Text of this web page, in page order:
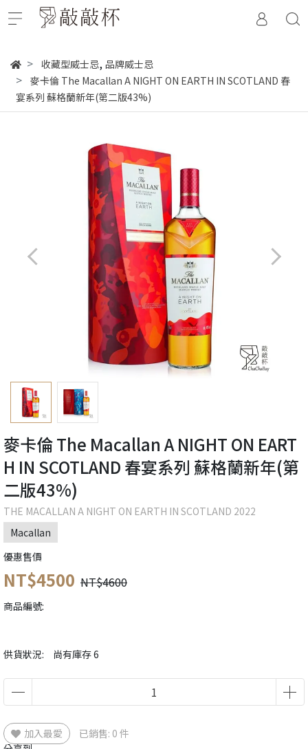
收藏型威士忌, 品牌威士忌
麥卡倫 The Macallan A NIGHT ON EARTH IN SCOTLAND 春
宴系列 蘇格蘭新年(第二版43%)
麥卡倫 The Macallan A NIGHT ON EART
H IN SCOTLAND 春宴系列 蘇格蘭新年(第
二版43%)
THE MACALLAN A NIGHT ON EARTH IN SCOTLAND 2022
Macallan
優惠售價
NT$4500 NT$4600
商品編號:
供貨狀況: 尚有庫存 6
加入最愛
已銷售: 0 件